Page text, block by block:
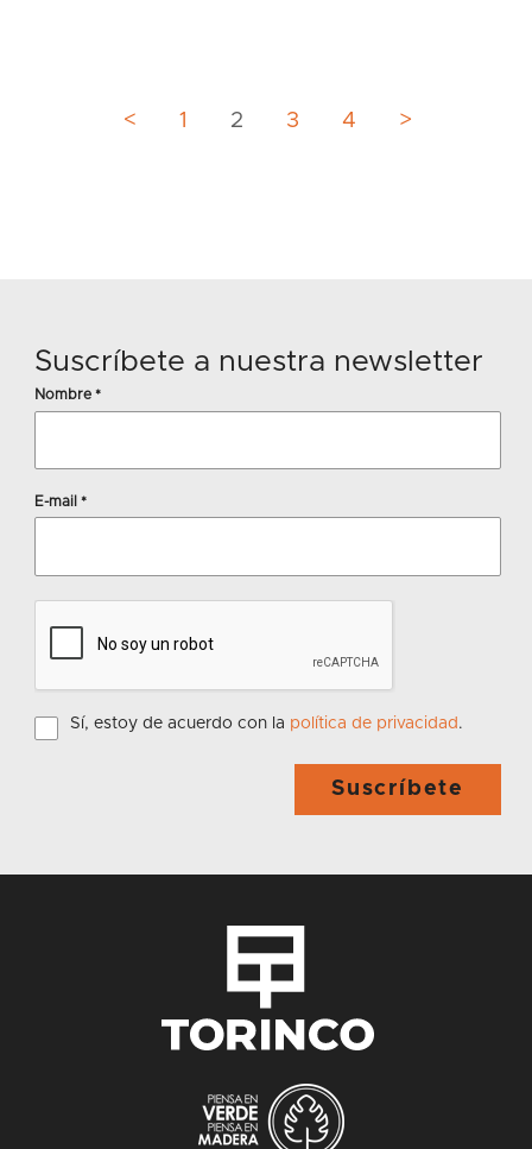
Paginación
< 1 2 3 4 >
Suscríbete a nuestra newsletter
Nombre *
E-mail *
Sí, estoy de acuerdo con la política de privacidad .
Suscríbete